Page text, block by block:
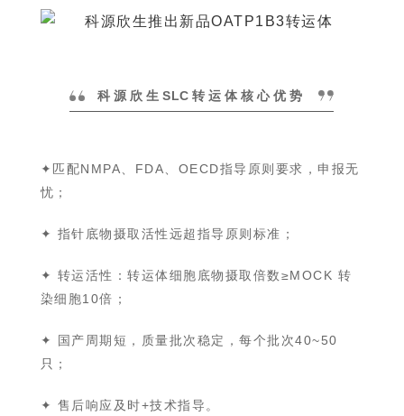
科源欣生SLC转运体核心优势
✦匹配NMPA、FDA、 OECD指导原则 要求，申报无
忧；
✦ 指针底物摄取活性远超指导原则标准 ；
✦ 转运活性：转运体细胞底物摄取倍数≥MOCK 转
染细胞10倍；
✦ 国产周期短，质量批次稳定，每个批次40~50
只；
✦ 售后响应及时+技术指导。